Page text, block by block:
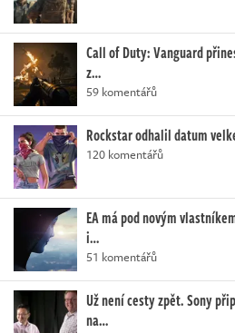
Call of Duty: Vanguard
z…
59 komentářů
Rockstar odhalil datum
120 komentářů
EA má pod novým
i…
51 komentářů
Už není cesty zpět. Sony
na…